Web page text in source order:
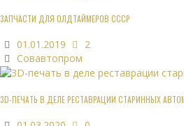
ЗАПЧАСТИ ДЛЯ ОЛДТАЙМЕРОВ СССР
01.01.2019
2
Совавтопром
3D-ПЕЧАТЬ В ДЕЛЕ РЕСТАВРАЦИИ СТАРИННЫХ